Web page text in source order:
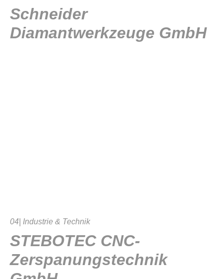
Schneider
Diamantwerkzeuge GmbH
04| Industrie & Technik
STEBOTEC CNC-
Zerspanungstechnik